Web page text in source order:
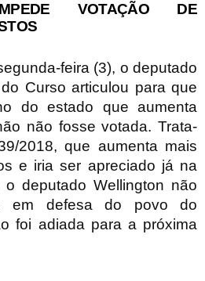
VOTAÇÃO DE
feira (3), o deputado
Curso articulou para que
do estado que aumenta
não fosse votada. Trata-
2018, que aumenta mais
e iria ser apreciado já na
deputado Wellington não
em defesa do povo do
foi adiada para a próxima